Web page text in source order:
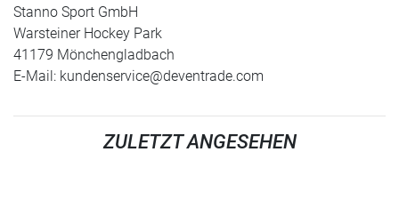
Stanno Sport GmbH
Warsteiner Hockey Park
41179 Mönchengladbach
E-Mail: kundenservice@deventrade.com
ZULETZT ANGESEHEN